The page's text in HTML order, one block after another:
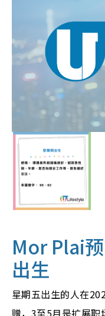
Mor Plai
出生
星期五出生的人在
赠，3至5月是扩展职